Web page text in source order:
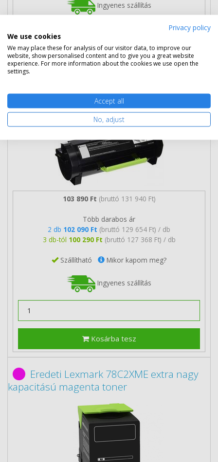
Ingyenes szállítás
Kosárba tesz
Eredeti Lexmark 78C2UME ultra nagy
kapacitású magenta toner
103 890 Ft (bruttó 131 940 Ft)
Több darabos ár
2 db 102 090 Ft (bruttó 129 654 Ft) / db
3 db-tól 100 290 Ft (bruttó 127 368 Ft) / db
Szállítható Mikor kapom meg?
Ingyenes szállítás
Kosárba tesz
Eredeti Lexmark 78C2XME extra nagy
kapacitású magenta toner
Privacy policy
We use cookies
We may place these for analysis of our visitor data, to improve our
website, show personalised content and to give you a great website
experience. For more information about the cookies we use open the
settings.
Accept all
No, adjust